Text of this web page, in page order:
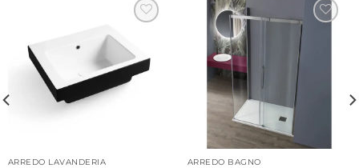
rubinetteria integrata sul bordo vasca
garantiscono praticità e facilità di utilizzo.
Idromassaggio ad alte prestazioni
Niagara si distingue per il suo sistema
wellness particolarmente evoluto,
ARREDO LAVANDERIA ARREDO BAGNO